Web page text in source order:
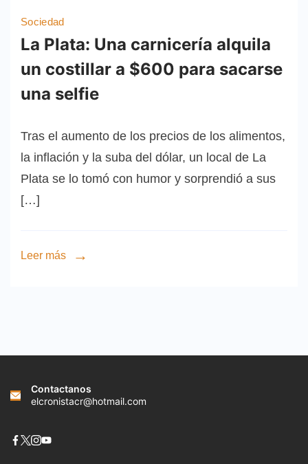
Sociedad
La Plata: Una carnicería alquila
un costillar a $600 para sacarse
una selfie
Tras el aumento de los precios de los alimentos,
la inflación y la suba del dólar, un local de La
Plata se lo tomó con humor y sorprendió a sus
[…]
Leer más
Contactanos
elcronistacr@hotmail.com